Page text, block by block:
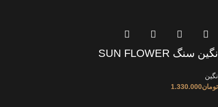
نگین سنگ SUN FLOWER
نگین
تومان1.330.000